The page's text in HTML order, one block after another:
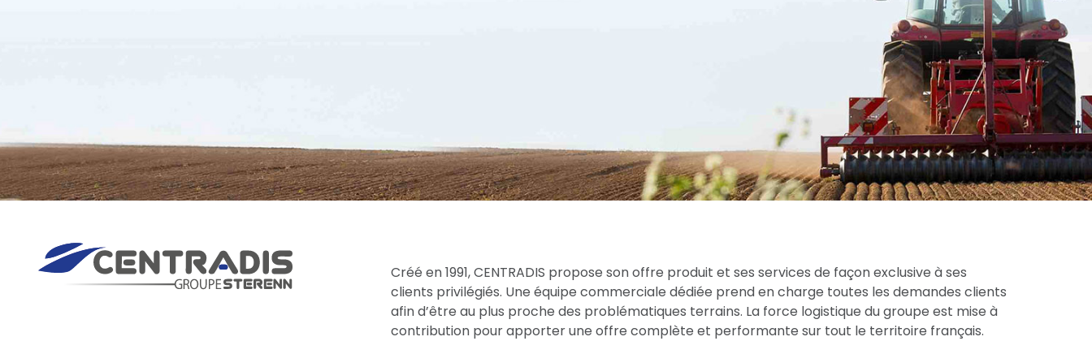
Créé en 1991, CENTRADIS propose son offre produit et ses services de façon exclusive à ses
clients privilégiés. Une équipe commerciale dédiée prend en charge toutes les demandes clients
afin d’être au plus proche des problématiques terrains. La force logistique du groupe est mise à
contribution pour apporter une offre complète et performante sur tout le territoire français.